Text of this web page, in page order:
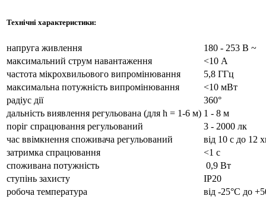
Технічні характеристики:
напруга живлення
180 - 253 В ~
максимальний струм навантаження
<10 А
частота мікрохвильового випромінювання
5,8 ГГц
максимальна потужність випромінювання
<10 мВт
радіус дії
360°
дальність виявлення регульована (для h = 1-6 м) 1 - 8 м
поріг спрацювання регульований
3 - 2000 лк
час ввімкнення споживача регульований
від 10 с до 12
затримка спрацювання
<1 с
споживана потужність
0,9 Вт
ступінь захисту
ІР20
робоча температура
від -25°С до